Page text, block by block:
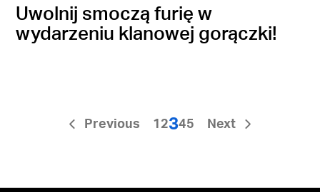
Uwolnij smoczą furię w
wydarzeniu klanowej gorączki!
Previous 12345 Next